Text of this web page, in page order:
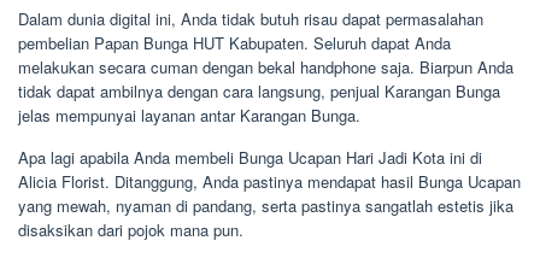
Dalam dunia digital ini, Anda tidak butuh risau dapat permasalahan
pembelian Papan Bunga HUT Kabupaten. Seluruh dapat Anda
melakukan secara cuman dengan bekal handphone saja. Biarpun Anda
tidak dapat ambilnya dengan cara langsung, penjual Karangan Bunga
jelas mempunyai layanan antar Karangan Bunga.
Apa lagi apabila Anda membeli Bunga Ucapan Hari Jadi Kota ini di
Alicia Florist. Ditanggung, Anda pastinya mendapat hasil Bunga Ucapan
yang mewah, nyaman di pandang, serta pastinya sangatlah estetis jika
disaksikan dari pojok mana pun.